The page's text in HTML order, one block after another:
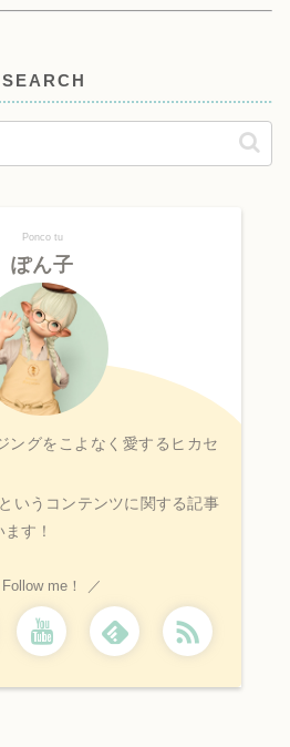
SEARCH
Ponco tu
ぽん子
ングをこよなく愛するヒカセ
いうコンテンツに関する記事
す！
Follow me！